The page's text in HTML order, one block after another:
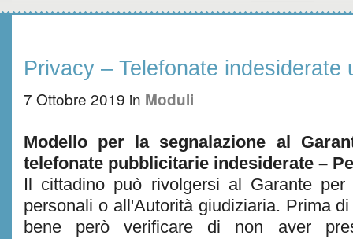
Privacy – Telefonate indesiderate
7 Ottobre 2019 in Moduli
Modello per la segnalazione al
telefonate pubblicitarie indesiderate –
Il cittadino può rivolgersi al Garante
personali o all'Autorità giudiziaria. Prima
bene però verificare di non aver